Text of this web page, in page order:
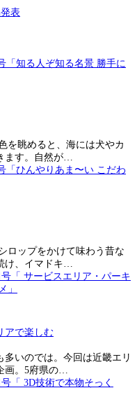
を眺めると、海には犬やカ
ます。自然が…
ロップをかけて味わう昔な
け、イマドキ…
アで楽しむ
いのでは。今回は近畿エリ
画。5府県の…